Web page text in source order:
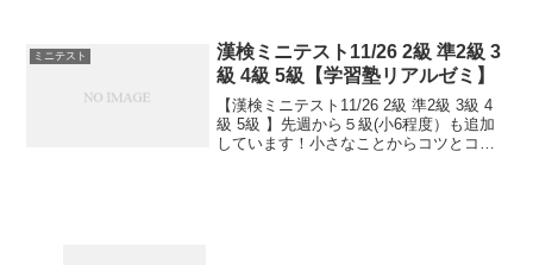
天皇崩御の後、...
ミニテスト
漢検ミニテスト11/26 2級 準2級 3
級 4級 5級【学習塾リアルゼミ】
【漢検ミニテスト11/26 2級 準2級 3級 4
級 5級 】先週から５級(小6程度）も追加
しています！小さなことからコツとコツ